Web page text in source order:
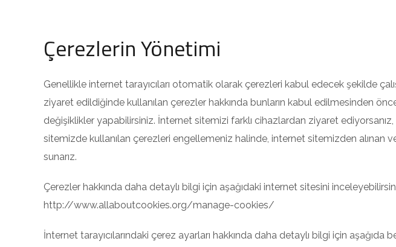
Çerezlerin Yönetimi
Genellikle internet tarayıcıları otomatik olarak çerezleri kabul edecek şekilde
ziyaret edildiğinde kullanılan çerezler hakkında bunların kabul edilmesinden
değişiklikler yapabilirsiniz. İnternet sitemizi farklı cihazlardan ziyaret
sitemizde kullanılan çerezleri engellemeniz halinde, internet sitemizden
sunarız.
Çerezler hakkında daha detaylı bilgi için aşağıdaki internet sitesini
http://www.allaboutcookies.org/manage-cookies/
İnternet tarayıcılarındaki çerez ayarları hakkında daha detaylı bilgi için